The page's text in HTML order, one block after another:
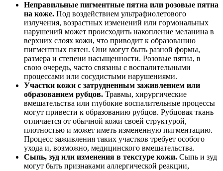
Неправильные пигментные пятна или розовые пятна
на коже. Под воздействием ультрафиолетового
излучения, возрастных изменений или гормональных
нарушений может происходить накопление меланина в
верхних слоях кожи, что приводит к образованию
пигментных пятен. Они могут быть разной формы,
размера и степени насыщенности. Розовые пятна, в
свою очередь, часто связаны с воспалительными
процессами или сосудистыми нарушениями.
Участки кожи с затрудненным заживлением или
образованием рубцов. Травмы, хирургические
вмешательства или глубокие воспалительные процессы
могут привести к образованию рубцов. Рубцовая ткань
отличается от обычной кожи своей структурой,
плотностью и может иметь измененную пигментацию.
Процесс заживления таких участков требует особого
ухода и, возможно, медицинского вмешательства.
Сыпь, зуд или изменения в текстуре кожи. Сыпь и зуд
могут быть признаками аллергической реакции,